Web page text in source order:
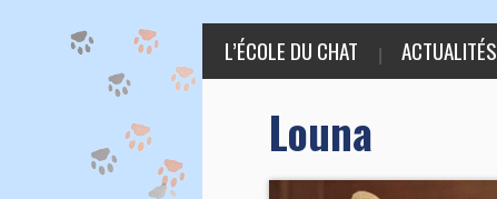
L’ÉCOLE DU CHAT ACTUALITÉS
Louna